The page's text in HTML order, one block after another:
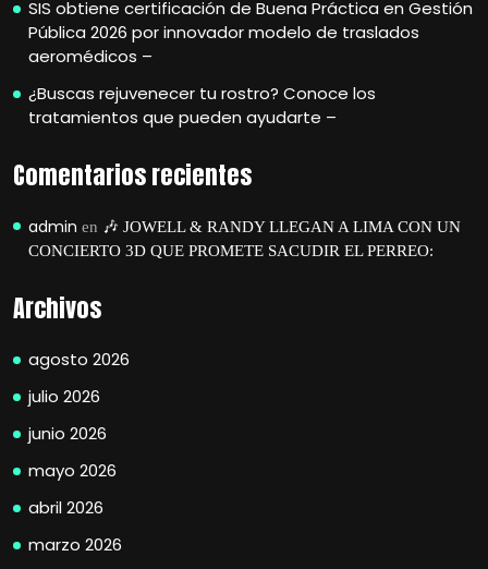
SIS obtiene certificación de Buena Práctica en Gestión
Pública 2026 por innovador modelo de traslados
aeromédicos –
¿Buscas rejuvenecer tu rostro? Conoce los
tratamientos que pueden ayudarte –
Comentarios recientes
admin en 🎶 JOWELL & RANDY LLEGAN A LIMA CON UN
CONCIERTO 3D QUE PROMETE SACUDIR EL PERREO:
Archivos
agosto 2026
julio 2026
junio 2026
mayo 2026
abril 2026
marzo 2026